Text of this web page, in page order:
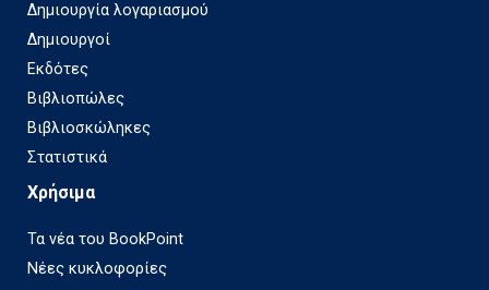
Δημιουργία λογαριασμού
Δημιουργοί
Εκδότες
Βιβλιοπώλες
Βιβλιοσκώληκες
Στατιστικά
Χρήσιμα
Τα νέα του BookPoint
Νέες κυκλοφορίες